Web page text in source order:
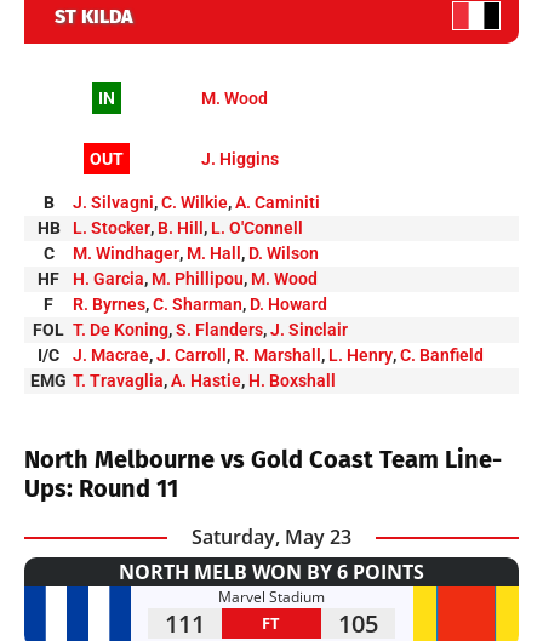
ST KILDA
IN M. Wood
OUT J. Higgins
B J. Silvagni,C. Wilkie,A. Caminiti
HB
L. Stocker, B. Hill , L. O'Connell
C
M. Windhager, M. Hall , D. Wilson
HF
H. Garcia, M. Phillipou, M. Wood
F
R. Byrnes,C. Sharman, D. Howard
FOL T. De Koning,S. Flanders,J. Sinclair
I/C
J. Macrae,J. Carroll , R. Marshall , L. Henry,C. Banfield
EMG T. Travaglia,A. Hastie, H. Boxshall
North Melbourne vs Gold Coast Team Line-
Ups: Round 11
Saturday, May 23
NORTH MELB WON BY 6 POINTS
Marvel Stadium
111 FT 105